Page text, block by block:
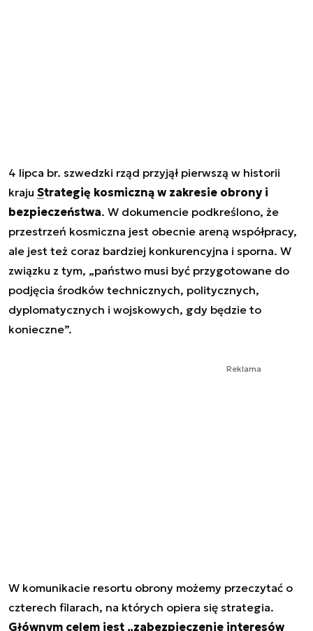
4 lipca br. szwedzki rząd przyjął pierwszą w historii
kraju Strategię kosmiczną w zakresie obrony i
bezpieczeństwa. W dokumencie podkreślono, że
przestrzeń kosmiczna jest obecnie areną współpracy,
ale jest też coraz bardziej konkurencyjna i sporna. W
związku z tym, „państwo musi być przygotowane do
podjęcia środków technicznych, politycznych,
dyplomatycznych i wojskowych, gdy będzie to
konieczne”.
Reklama
W komunikacie resortu obrony możemy przeczytać o
czterech filarach, na których opiera się strategia.
Głównym celem jest „zabezpieczenie interesów